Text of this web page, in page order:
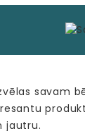
savam
jautru.